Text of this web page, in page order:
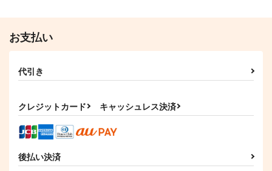
お支払い
代引き
クレジットカード キャッシュレス決済
後払い決済